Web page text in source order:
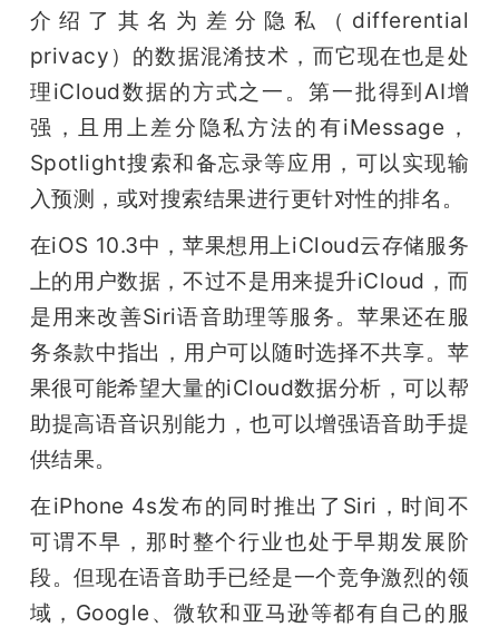
介绍了其名为差分隐私（differential
privacy）的数据混淆技术，而它现在也是处
理iCloud数据的方式之一。第一批得到AI增
强，且用上差分隐私方法的有iMessage，
Spotlight搜索和备忘录等应用，可以实现输
入预测，或对搜索结果进行更针对性的排名。
在iOS 10.3中，苹果想用上iCloud云存储服务
上的用户数据，不过不是用来提升iCloud，而
是用来改善Siri语音助理等服务。苹果还在服
务条款中指出，用户可以随时选择不共享。苹
果很可能希望大量的iCloud数据分析，可以帮
助提高语音识别能力，也可以增强语音助手提
供结果。
在iPhone 4s发布的同时推出了Siri，时间不
可谓不早，那时整个行业也处于早期发展阶
段。但现在语音助手已经是一个竞争激烈的领
域，Google、微软和亚马逊等都有自己的服